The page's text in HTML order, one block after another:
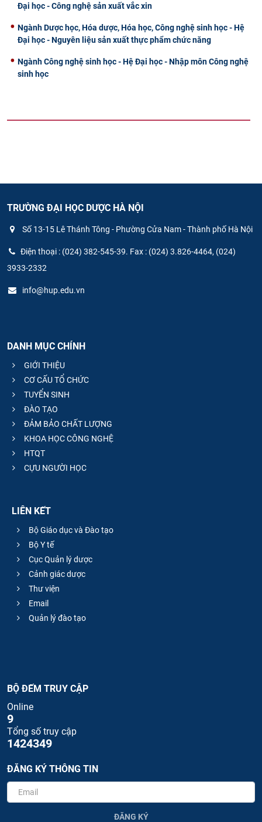
Đại học - Công nghệ sản xuất vắc xin
Ngành Dược học, Hóa dược, Hóa học, Công nghệ sinh học - Hệ
Đại học - Nguyên liệu sản xuất thực phẩm chức năng
Ngành Công nghệ sinh học - Hệ Đại học - Nhập môn Công nghệ
sinh học
TRƯỜNG ĐẠI HỌC DƯỢC HÀ NỘI
Số 13-15 Lê Thánh Tông - Phường Cửa Nam - Thành phố Hà Nội
Điện thoại : (024) 382-545-39. Fax : (024) 3.826-4464, (024)
3933-2332
info@hup.edu.vn
DANH MỤC CHÍNH
GIỚI THIỆU
CƠ CẤU TỔ CHỨC
TUYỂN SINH
ĐÀO TẠO
ĐẢM BẢO CHẤT LƯỢNG
KHOA HỌC CÔNG NGHỆ
HTQT
CỰU NGƯỜI HỌC
LIÊN KẾT
Bộ Giáo dục và Đào tạo
Bộ Y tế
Cục Quản lý dược
Cảnh giác dược
Thư viện
Email
Quản lý đào tạo
BỘ ĐẾM TRUY CẬP
Online
9
Tổng số truy cập
1424349
ĐĂNG KÝ THÔNG TIN
ĐĂNG KÝ